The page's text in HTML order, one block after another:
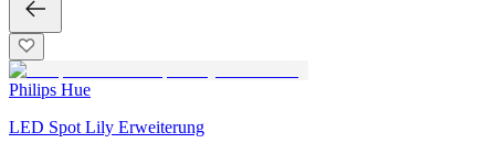
Philips Hue
LED Spot Lily Erweiterung